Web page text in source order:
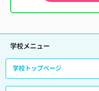
学校メニュー
学校トップページ